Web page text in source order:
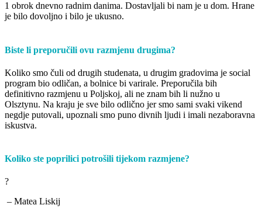
1 obrok dnevno radnim danima. Dostavljali bi nam je u dom. Hrane
je bilo dovoljno i bilo je ukusno.
Biste li preporučili ovu razmjenu drugima?
Koliko smo čuli od drugih studenata, u drugim gradovima je social
program bio odličan, a bolnice bi varirale. Preporučila bih
definitivno razmjenu u Poljskoj, ali ne znam bih li nužno u
Olsztynu. Na kraju je sve bilo odlično jer smo sami svaki vikend
negdje putovali, upoznali smo puno divnih ljudi i imali nezaboravna
iskustva.
Koliko ste poprilici potrošili tijekom razmjene?
?
– Matea Liskij